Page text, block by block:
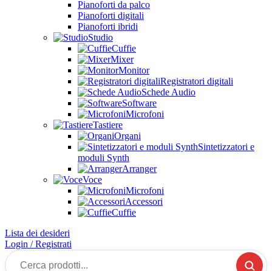
Pianoforti da palco
Pianoforti digitali
Pianoforti ibridi
Studio
Cuffie
Mixer
Monitor
Registratori digitali
Schede Audio
Software
Microfoni
Tastiere
Organi
Sintetizzatori e
moduli Synth
Arranger
Voce
Microfoni
Accessori
Cuffie
Lista dei desideri
Login / Registrati
Cerca
prodotti...